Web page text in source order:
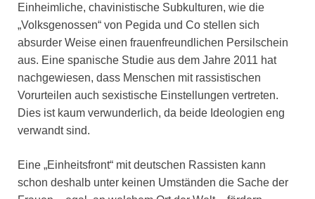
Einheimliche, chavinistische Subkulturen, wie die
„Volksgenossen“ von Pegida und Co stellen sich
absurder Weise einen frauenfreundlichen Persilschein
aus. Eine spanische Studie aus dem Jahre 2011 hat
nachgewiesen, dass Menschen mit rassistischen
Vorurteilen auch sexistische Einstellungen vertreten.
Dies ist kaum verwunderlich, da beide Ideologien eng
verwandt sind.
Eine „Einheitsfront“ mit deutschen Rassisten kann
schon deshalb unter keinen Umständen die Sache der